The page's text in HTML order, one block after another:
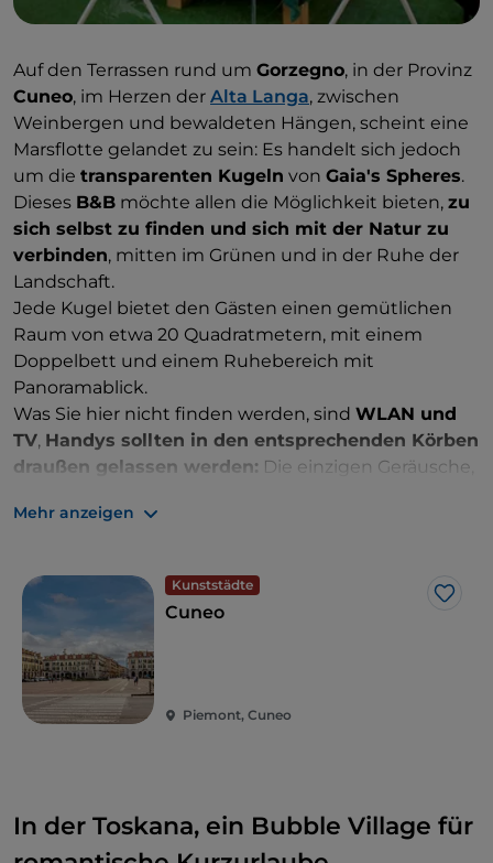
Auf den Terrassen rund um Gorzegno, in der Provinz
Cuneo, im Herzen der Alta Langa, zwischen
Weinbergen und bewaldeten Hängen, scheint eine
Marsflotte gelandet zu sein: Es handelt sich jedoch
um die transparenten Kugeln von Gaia's Spheres.
Dieses B&B möchte allen die Möglichkeit bieten, zu
sich selbst zu finden und sich mit der Natur zu
verbinden, mitten im Grünen und in der Ruhe der
Landschaft.
Jede Kugel bietet den Gästen einen gemütlichen
Raum von etwa 20 Quadratmetern, mit einem
Doppelbett und einem Ruhebereich mit
Panoramablick.
Was Sie hier nicht finden werden, sind WLAN und
TV, Handys sollten in den entsprechenden Körben
draußen gelassen werden: Die einzigen Geräusche,
der Wind, der zwischen den Blättern weht.
Mehr anzeigen
Kunststädte
Like
Cuneo
Piemont, Cuneo
In der Toskana, ein Bubble Village für